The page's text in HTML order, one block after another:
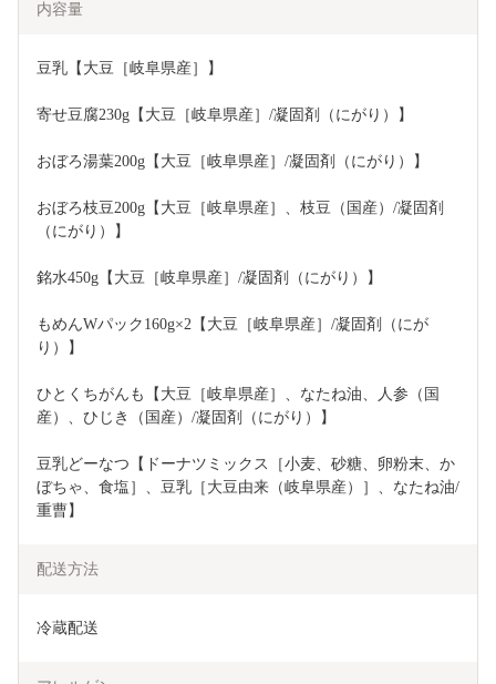
内容量
豆乳【大豆［岐阜県産］】
寄せ豆腐230g【大豆［岐阜県産］/凝固剤（にがり）】
おぼろ湯葉200g【大豆［岐阜県産］/凝固剤（にがり）】
おぼろ枝豆200g【大豆［岐阜県産］、枝豆（国産）/凝固剤
（にがり）】
銘水450g【大豆［岐阜県産］/凝固剤（にがり）】
もめんWパック160g×2【大豆［岐阜県産］/凝固剤（にが
り）】
ひとくちがんも【大豆［岐阜県産］、なたね油、人参（国
産）、ひじき（国産）/凝固剤（にがり）】
豆乳どーなつ【ドーナツミックス［小麦、砂糖、卵粉末、か
ぼちゃ、食塩］、豆乳［大豆由来（岐阜県産）］、なたね油/
重曹】
配送方法
冷蔵配送